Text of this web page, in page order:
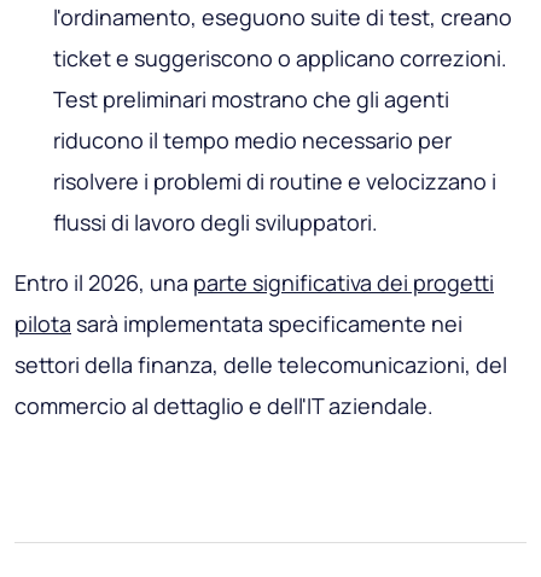
l'ordinamento, eseguono suite di test, creano
ticket e suggeriscono o applicano correzioni.
Test preliminari mostrano che gli agenti
riducono il tempo medio necessario per
risolvere i problemi di routine e velocizzano i
flussi di lavoro degli sviluppatori.
Entro il 2026, una parte significativa dei progetti
pilota sarà implementata specificamente nei
settori della finanza, delle telecomunicazioni, del
commercio al dettaglio e dell'IT aziendale.